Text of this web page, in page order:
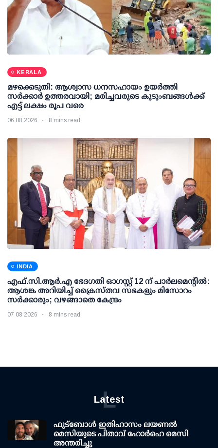
KERALA
മഴക്കെടുതി: ആശ്വാസ ധനസഹായം ഉയര്‍ത്തി
സര്‍ക്കാര്‍ ഉത്തരവായി; മരിച്ചവരുടെ കുടുംബങ്ങള്‍ക്ക്
എട്ട് ലക്ഷം രൂപ വരെ
06 08 2026 8 mins read
INDIA
എഫ്.സി.ആര്‍.എ ഭേദഗതി ഓഗസ്റ്റ് 12 ന് പാര്‍ലമെന്റില്‍:
ആശങ്ക അറിയിച്ച് ക്രൈസ്തവ സഭകളും മിസോറം
സര്‍ക്കാരും; വഴങ്ങാതെ കേന്ദ്രം
07 08 2026 8 mins read
Latest
L
ഫുട്ബോൾ ഇതിഹാസം ലയണൽ
മെസിയുടെ പിതാവ് ഹോർഹെ മെസി
അന്തരിച്ചു